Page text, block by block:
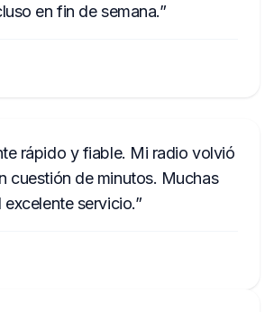
en fin de semana.
rápido y fiable. Mi radio volvió
cuestión de minutos. Muchas
excelente servicio.